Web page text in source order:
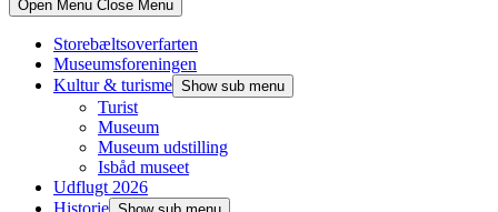
Open Menu Close Menu
Storebæltsoverfarten
Museumsforeningen
Kultur & turisme Show sub menu
Turist
Museum
Museum udstilling
Isbåd museet
Udflugt 2026
Historie